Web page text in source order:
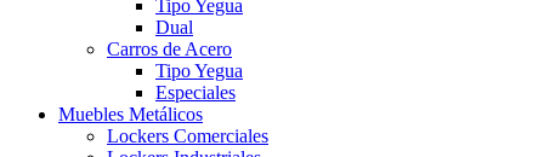
Tipo Yegua
Dual
Carros de Acero
Tipo Yegua
Especiales
Muebles Metálicos
Lockers Comerciales